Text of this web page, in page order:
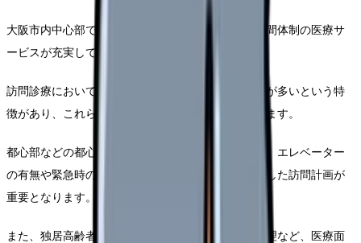
大阪市内中心部では、医療機関の密度が高く、24時間体制の医療サ
ービスが充実しています。
訪問診療においては、高層マンションや独居高齢者が多いという特
徴があり、これらに対応できる体制が求められています。
都心部などの都心部では、マンション居住者が多く、エレベーター
の有無や緊急時の動線確保など、建物の特性を適宜した訪問計画が
重要となります。
また、独居高齢者の増加に伴い、安否確認や服薬管理など、医療面